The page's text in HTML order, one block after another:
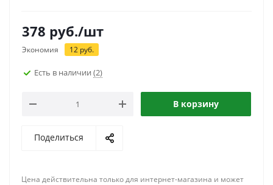
378 руб./шт
Экономия 12 руб.
Есть в наличии (2)
В корзину
Поделиться
Цена действительна только для интернет-магазина и может